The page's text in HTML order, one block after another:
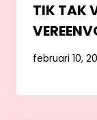
TIK TAK
februari 10,